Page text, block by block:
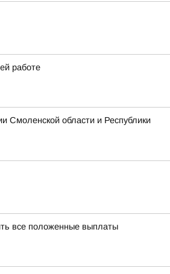
работе
Смоленской области и Республики
все положенные выплаты